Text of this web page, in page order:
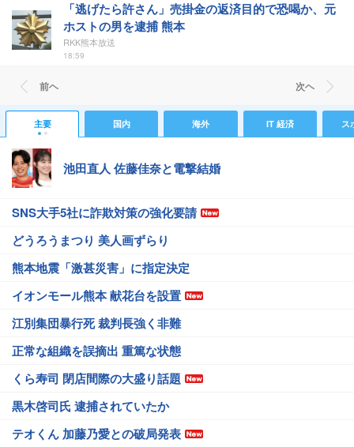
「逃げたら許さん」売掛金の返済目的で恐喝か、元
ホストの男を逮捕 熊本
RKK熊本放送
18:59
前ヘ 次ヘ
主要 国内 海外 IT 経済 ス
池田直人 佐藤佳奈と電撃結婚
SNS大手5社に詐欺対策の強化要請
どうろうまつり 美人画ずらり
熊本地震「激甚災害」に指定決定
イオンモール熊本 献花台を設置
江別集団暴行死 裁判長強く非難
正常な組織を誤摘出 重篤な状態
くら寿司 閉店間際の大盛り話題
黒木啓司氏 逮捕されていたか
テオくん 加藤乃愛との破局発表